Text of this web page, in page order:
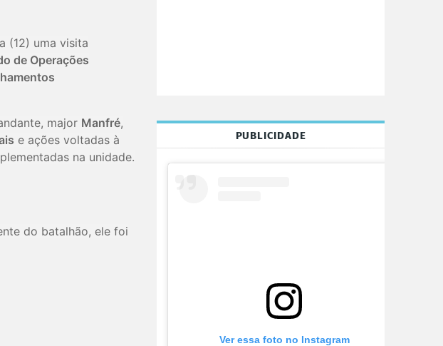
(12) uma visita
de Operações
major Manfré,
e ações voltadas à
na unidade.
do batalhão, ele foi
PUBLICIDADE
Ver essa foto no Instagram